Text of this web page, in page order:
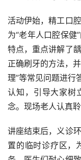
活动伊始，精工口
为“老年人口腔保
特点，重点讲解了
正确刷牙的方法，
理”等常见问题进行
认知，引导大家树
念。现场老人认真
讲座结束后，义诊
置的临时诊疗区，